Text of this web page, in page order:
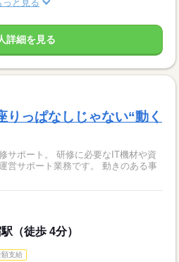
っと見る
詳細を見る
りっぱなしじゃない“動く
サポート。 研修に必要なIT機材や資
営サポート業務です。 動きのある事
（徒歩 4分）
額支給